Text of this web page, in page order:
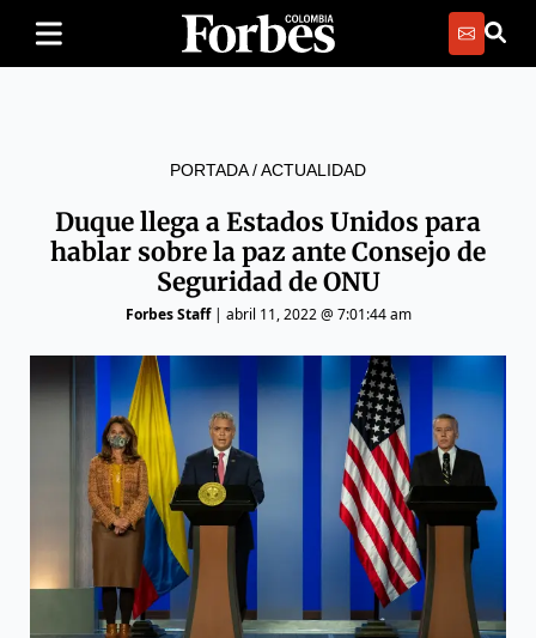
PORTADA/ACTUALIDAD
Duque llega a Estados Unidos para
hablar sobre la paz ante Consejo de
Seguridad de ONU
Forbes Staff| abril 11, 2022 @ 7:01:44 am